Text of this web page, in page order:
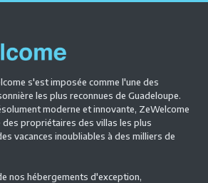
s'est imposée comme l'une des
les plus reconnues de Guadeloupe.
moderne et innovante, ZeWelcome
des propriétaires des villas les plus
vacances inoubliables à des milliers de
nos hébergements d'exception,